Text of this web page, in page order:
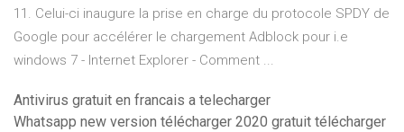
11. Celui-ci inaugure la prise en charge du protocole SPDY de
Google pour accélérer le chargement Adblock pour i.e
windows 7 - Internet Explorer - Comment ...
Antivirus gratuit en francais a telecharger
Whatsapp new version télécharger 2020 gratuit télécharger